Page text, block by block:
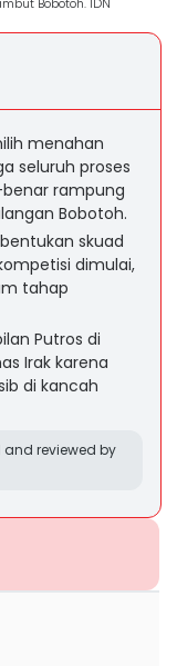
menahan
seluruh proses
rampung
Bobotoh.
skuad
dimulai,
tahap
Putros di
Irak karena
di kancah
reviewed by